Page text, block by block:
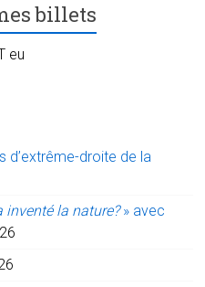
billets
eu
d’extrême-droite de la
inventé la nature?» avec